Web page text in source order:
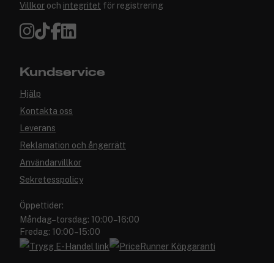
Villkor och integritet för registrering
Kundservice
Hjälp
Kontakta oss
Leverans
Reklamation och ångerrätt
Användarvillkor
Sekretesspolicy
Öppettider:
Måndag–torsdag: 10:00–16:00
Fredag: 10:00–15:00